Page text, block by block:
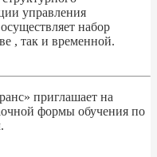
управления
набор
, так и временной.
приглашает на
формы обучения по